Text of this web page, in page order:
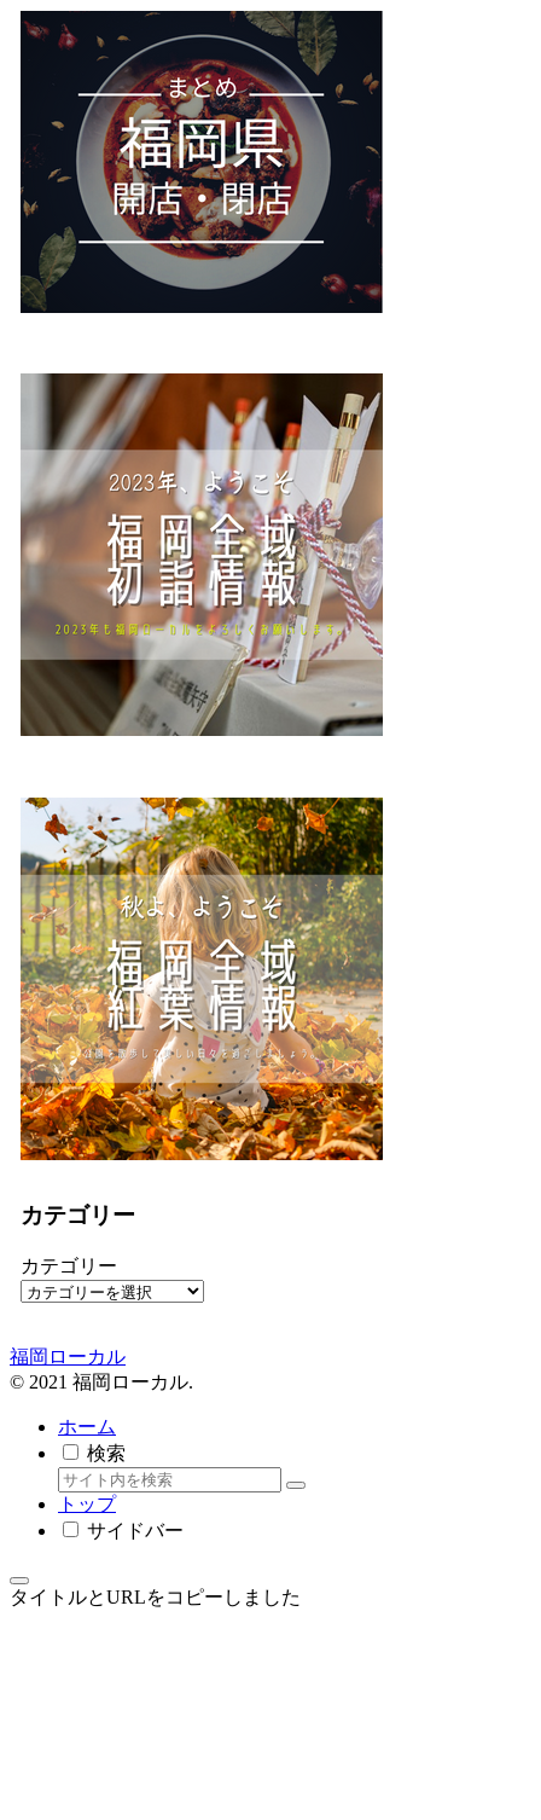
カテゴリー
カテゴリー
福岡ローカル
© 2021 福岡ローカル.
ホーム
検索
トップ
サイドバー
タイトルとURLをコピーしました